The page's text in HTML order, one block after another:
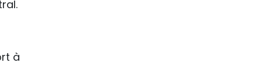
à